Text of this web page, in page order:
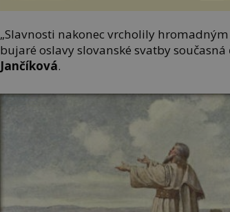
„Slavnosti nakonec vrcholily
bujaré oslavy slovanské svatby současná
Jančíková.